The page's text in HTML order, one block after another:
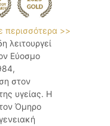
περισσότερα >>
λειτουργεί
Εύοσμο
στον
υγείας. Η
Όμηρο